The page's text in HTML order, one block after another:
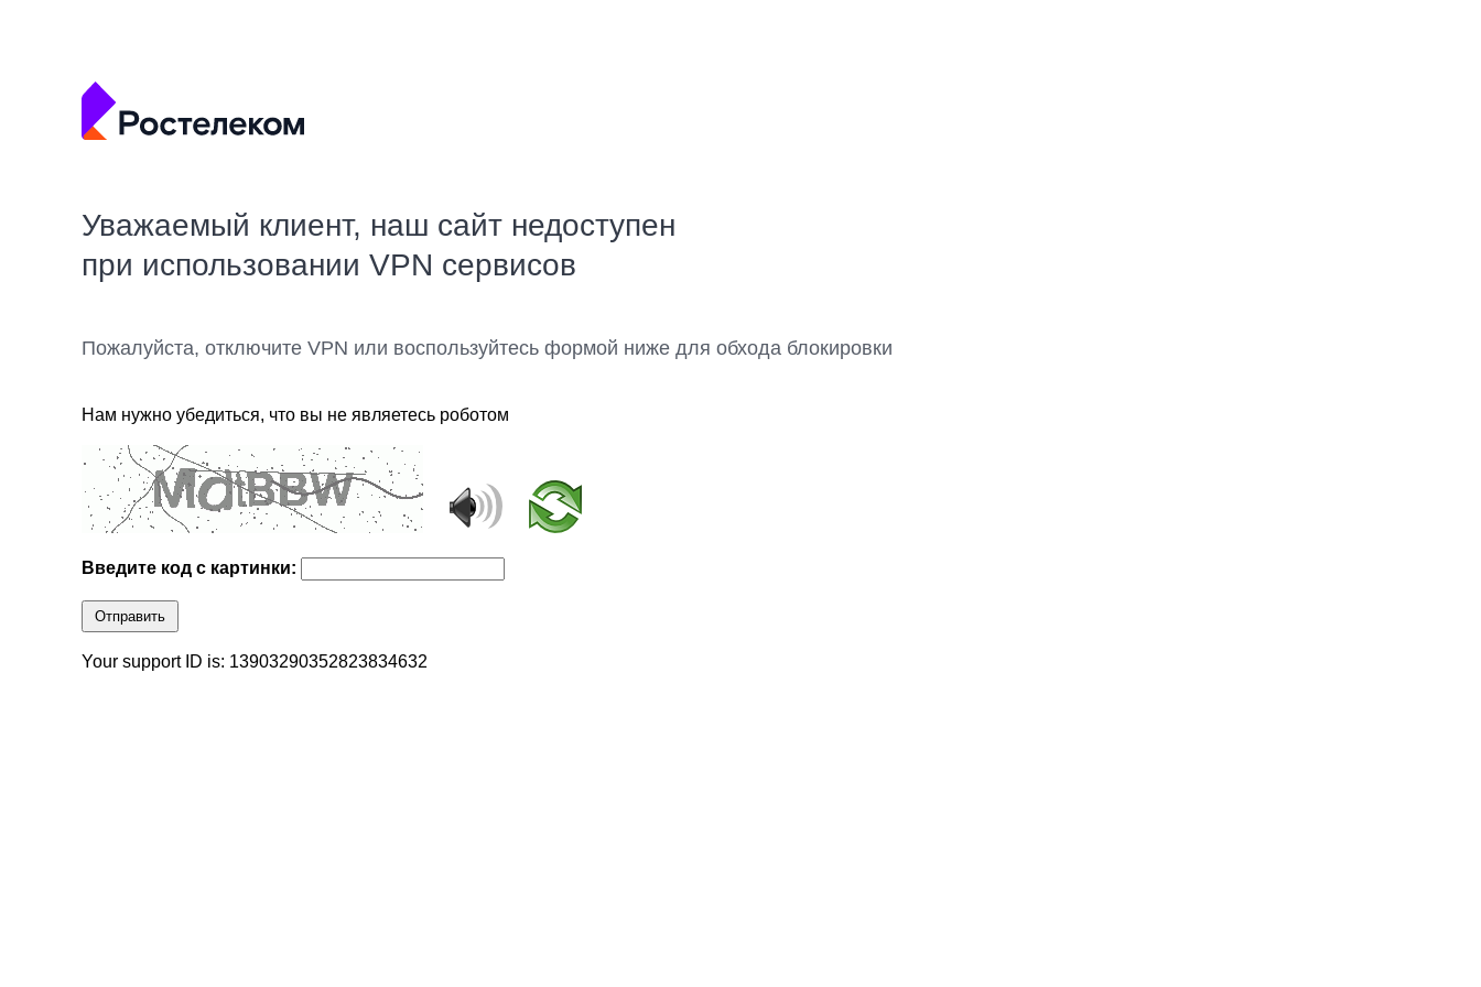
Уважаемый клиент, наш сайт недоступен
при использовании VPN сервисов
Пожалуйста, отключите VPN или воспользуйтесь формой ниже для обхода блокировки
Нам нужно убедиться, что вы не являетесь роботом
Введите код с картинки:
Отправить
Your support ID is: 13903290352823834632